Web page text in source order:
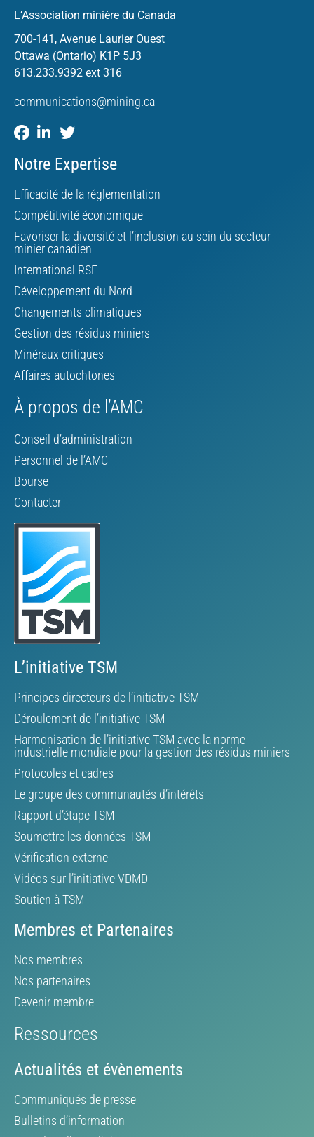
L’Association minière du Canada
700-141, Avenue Laurier Ouest
Ottawa (Ontario) K1P 5J3
613.233.9392 ext 316
communications@mining.ca
Notre Expertise
Efficacité de la réglementation
Compétitivité économique
Favoriser la diversité et l’inclusion au sein du secteur
minier canadien
International RSE
Développement du Nord
Changements climatiques
Gestion des résidus miniers
Minéraux critiques
Affaires autochtones
À propos de l’AMC
Conseil d’administration
Personnel de l’AMC
Bourse
Contacter
L’initiative TSM
Principes directeurs de l’initiative TSM
Déroulement de l’initiative TSM
Harmonisation de l’initiative TSM avec la norme
industrielle mondiale pour la gestion des résidus miniers
Protocoles et cadres
Le groupe des communautés d’intérêts
Rapport d’étape TSM
Soumettre les données TSM
Vérification externe
Vidéos sur l’initiative VDMD
Soutien à TSM
Membres et Partenaires
Nos membres
Nos partenaires
Devenir membre
Ressources
Actualités et évènements
Communiqués de presse
Bulletins d’information